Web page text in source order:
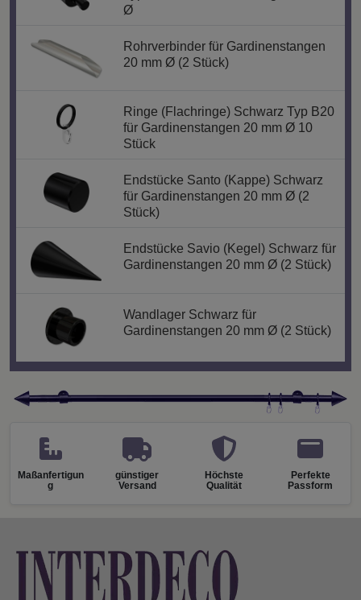
Ø
Rohrverbinder für Gardinenstangen
20 mm Ø (2 Stück)
Ringe (Flachringe) Schwarz Typ B20
für Gardinenstangen 20 mm Ø 10
Stück
Endstücke Santo (Kappe) Schwarz
für Gardinenstangen 20 mm Ø (2
Stück)
Endstücke Savio (Kegel) Schwarz für
Gardinenstangen 20 mm Ø (2 Stück)
Wandlager Schwarz für
Gardinenstangen 20 mm Ø (2 Stück)
Maßanfertigun
g
günstiger
Versand
Höchste
Qualität
Perfekte
Passform